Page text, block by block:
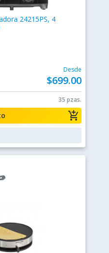
24215PS, 4
Desde
$699.00
35 pzas.
add_shopping_cart